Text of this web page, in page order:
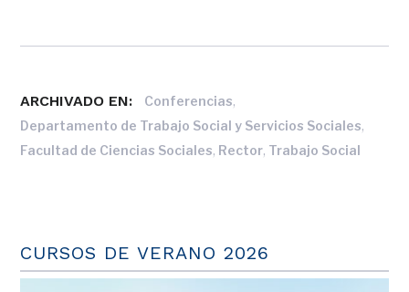
ARCHIVADO EN: Conferencias,
Departamento de Trabajo Social y Servicios Sociales,
Facultad de Ciencias Sociales, Rector, Trabajo Social
CURSOS DE VERANO 2026